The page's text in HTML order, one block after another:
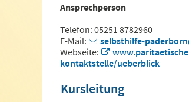
Ansprechperson
Telefon: 05251 8782960
E-Mail:
selbsthilfe-
Webseite:
kontaktstelle/ueberblick
Kursleitung